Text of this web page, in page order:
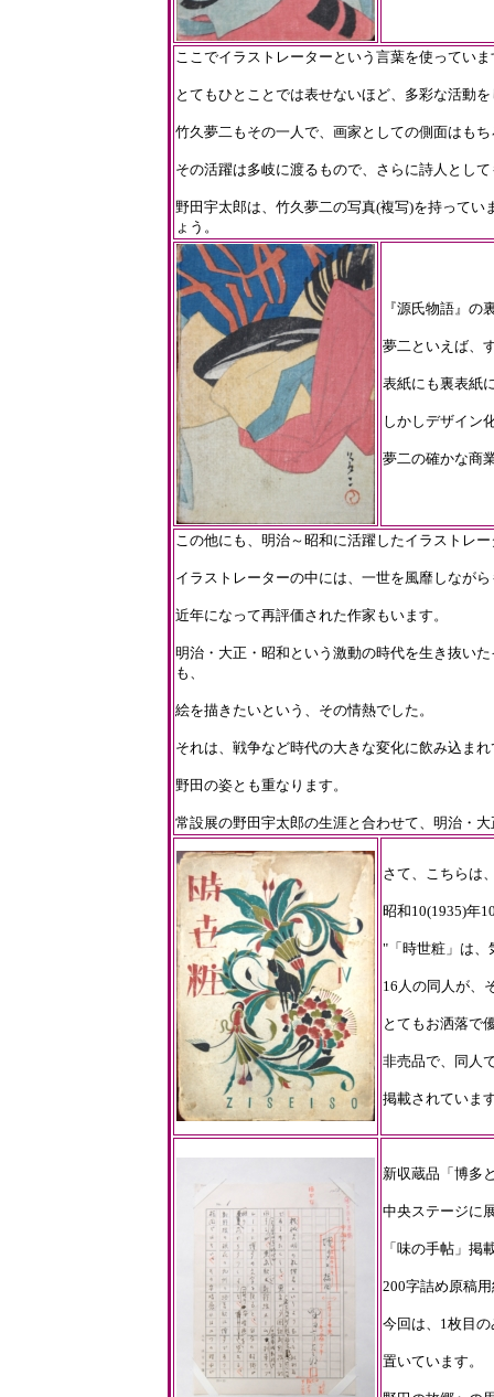
ここでイラストレーターという言葉を使ってい
とてもひとことでは表せないほど、多彩な活動
竹久夢二もその一人で、画家としての側面はも
その活躍は多岐に渡るもので、さらに詩人とし
野田宇太郎は、竹久夢二の写真(複写)を持って
ょう。
『源氏物語』の
夢二といえば、
表紙にも裏表紙
しかしデザイン
夢二の確かな商
この他にも、明治～昭和に活躍したイラストレ
イラストレーターの中には、一世を風靡しなが
近年になって再評価された作家もいます。
明治・大正・昭和という激動の時代を生き抜い
も、
絵を描きたいという、その情熱でした。
それは、戦争など時代の大きな変化に飲み込ま
野田の姿とも重なります。
常設展の野田宇太郎の生涯と合わせて、明治・
さて、こちらは
昭和10(1935)年
"「時世粧」は、
16人の同人が、
とてもお洒落で
非売品で、同人
掲載されていま
新収蔵品「博多
中央ステージに
「味の手帖」掲
200字詰め原稿
今回は、1枚目
置いています。